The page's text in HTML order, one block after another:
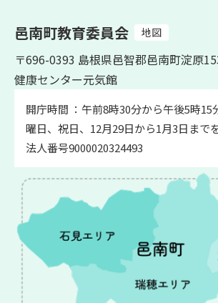
邑南町教育委員会 地図
〒696-0393 島根県邑智郡邑南町淀原
健康センター元気館
開庁時間 ：午前8時30分から午後5時15
曜日、祝日、12月29日から1月3日までを
法人番号9000020324493